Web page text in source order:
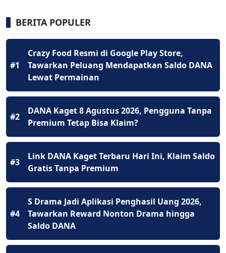
BERITA POPULER
#1
Crazy Food Resmi di Google Play Store,
Tawarkan Peluang Mendapatkan Saldo DANA
Lewat Permainan
#2
DANA Kaget 8 Agustus 2026, Pengguna Tanpa
Premium Tetap Bisa Klaim?
#3
Link DANA Kaget Terbaru Hari Ini, Klaim Saldo
Gratis Tanpa Premium
#4
S Drama Jadi Aplikasi Penghasil Uang 2026,
Tawarkan Reward Nonton Drama hingga
Saldo DANA